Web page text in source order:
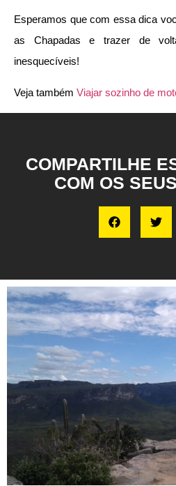
Esperamos que com essa dica
as Chapadas e trazer de
inesquecíveis!
Veja também Viajar sozinho de
COMPARTILHE
COM OS